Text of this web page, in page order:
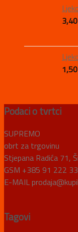
3,40
1,50
Podaci o tvrtci
SUPREMO
obrt za trgovinu
Stjepana Radića 71,
GSM +385 91 222
E-MAIL
Tagovi